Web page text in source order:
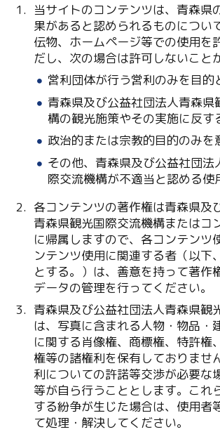
当サイトのコンテンツは、青森県
果があると認められるものについ
伝物、ホームページ等での使用を
だし、次の場合は許可しないこと
営利団体が行う営利のみを目的
青森県及び公益社団法人青森県
構の観光施策やその実施に反す
政治的または宗教的目的のみを
その他、青森県及び公益社団法
際交流機構が不適当と認める使
各コンテンツの著作権は青森県及
青森県観光国際交流機構またはコ
に帰属しますので、各コンテンツ
ンテンツ使用に関連する者（以下
とする。）は、善意を持って著作
データの管理を行ってください。
青森県及び公益社団法人青森県観
は、写真に含まれる人物・物品・
に関する肖像権、商標権、特許権
権等の諸権利を保有しておりませ
利についての許諾等交渉が必要な
等が自ら行うこととします。これ
する紛争が生じた場合は、使用者
て処理・解決してください。
Facebook
Line
Copy URL